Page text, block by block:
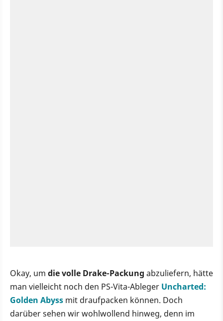
Okay, um die volle Drake-Packung abzuliefern, hätte
man vielleicht noch den PS-Vita-Ableger Uncharted:
Golden Abyss mit draufpacken können. Doch
darüber sehen wir wohlwollend hinweg, denn im